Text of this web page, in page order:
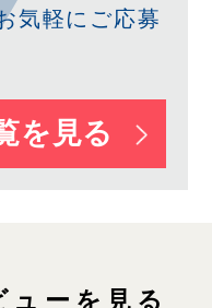
気軽にご応募
を見る
ューを見る